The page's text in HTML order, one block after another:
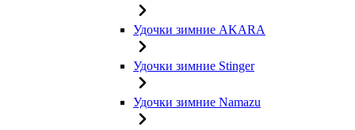
Удочки зимние AKARA
Удочки зимние Stinger
Удочки зимние Namazu